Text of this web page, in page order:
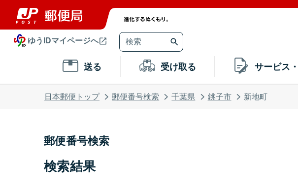
ゆうIDマイページへ
送る 受け取る サービス
日本郵便トップ 郵便番号検索 千葉県 銚子市 新地町
郵便番号検索
検索結果